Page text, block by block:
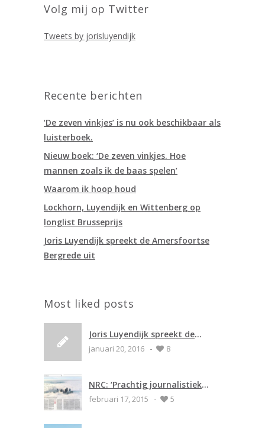
Volg mij op Twitter
Tweets by jorisluyendijk
Recente berichten
‘De zeven vinkjes’ is nu ook beschikbaar als
luisterboek.
Nieuw boek: ‘De zeven vinkjes. Hoe
mannen zoals ik de baas spelen’
Waarom ik hoop houd
Lockhorn, Luyendijk en Wittenberg op
longlist Brusseprijs
Joris Luyendijk spreekt de Amersfoortse
Bergrede uit
Most liked posts
Joris Luyendijk spreekt de
Amersfoortse Bergrede uit
januari 20, 2016 - 8
NRC: ‘Prachtig journalistiek
werk’ ****
februari 17, 2015 - 5